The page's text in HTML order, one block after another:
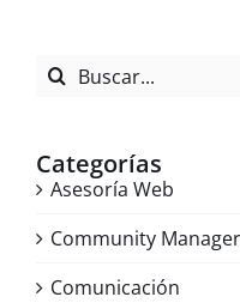
Buscar:
Categorías
Asesoría Web
Community Manager
Comunicación